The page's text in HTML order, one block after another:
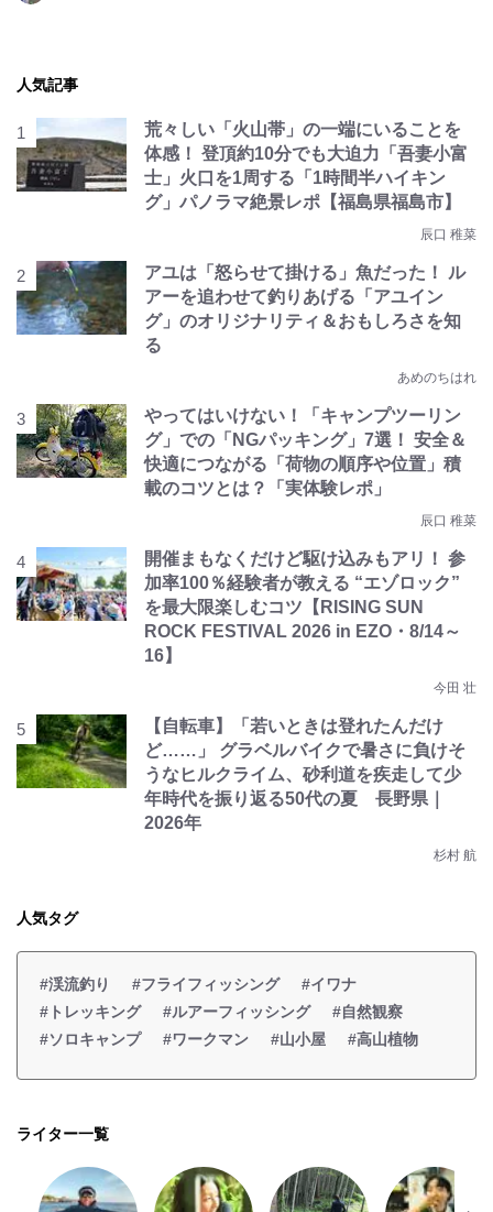
人気記事
荒々しい「火山帯」の一端にいることを
体感！ 登頂約10分でも大迫力「吾妻小富
士」火口を1周する「1時間半ハイキン
グ」パノラマ絶景レポ【福島県福島市】
辰口 稚菜
アユは「怒らせて掛ける」魚だった！ ル
アーを追わせて釣りあげる「アユイン
グ」のオリジナリティ＆おもしろさを知
る
あめのちはれ
やってはいけない！「キャンプツーリン
グ」での「NGパッキング」7選！ 安全＆
快適につながる「荷物の順序や位置」積
載のコツとは？「実体験レポ」
辰口 稚菜
開催まもなくだけど駆け込みもアリ！ 参
加率100％経験者が教える “エゾロック”
を最大限楽しむコツ【RISING SUN
ROCK FESTIVAL 2026 in EZO・8/14～
16】
今田 壮
【自転車】「若いときは登れたんだけ
ど……」 グラベルバイクで暑さに負けそ
うなヒルクライム、砂利道を疾走して少
年時代を振り返る50代の夏 長野県｜
2026年
杉村 航
人気タグ
#渓流釣り #フライフィッシング
#イワナ
#トレッキング
#ルアーフィッシング
#自然観察
#ソロキャンプ
#ワークマン #山小屋 #高山植物
ライター一覧